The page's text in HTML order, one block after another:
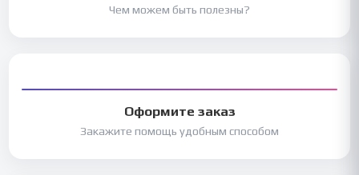
Чем можем быть полезны?
Оформите заказ
Закажите помощь удобным способом